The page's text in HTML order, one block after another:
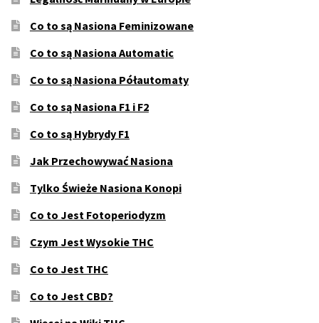
Co to są Nasiona Feminizowane
Co to są Nasiona Automatic
Co to są Nasiona Półautomaty
Co to są Nasiona F1 i F2
Co to są Hybrydy F1
Jak Przechowywać Nasiona
Tylko Świeże Nasiona Konopi
Co to Jest Fotoperiodyzm
Czym Jest Wysokie THC
Co to Jest THC
Co to Jest CBD?